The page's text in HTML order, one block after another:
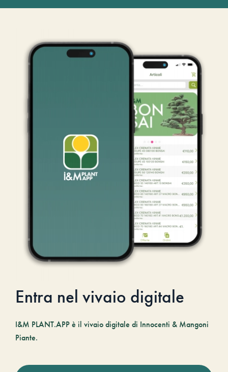
Entra nel vivaio digitale
I&M PLANT.APP è il vivaio digitale di Innocenti & Mangoni
Piante.